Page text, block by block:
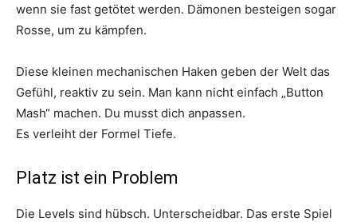
wenn sie fast getötet werden. Dämonen besteigen sogar
Rosse, um zu kämpfen.
Diese kleinen mechanischen Haken geben der Welt das
Gefühl, reaktiv zu sein. Man kann nicht einfach „Button
Mash“ machen. Du musst dich anpassen.
Es verleiht der Formel Tiefe.
Platz ist ein Problem
Die Levels sind hübsch. Unterscheidbar. Das erste Spiel